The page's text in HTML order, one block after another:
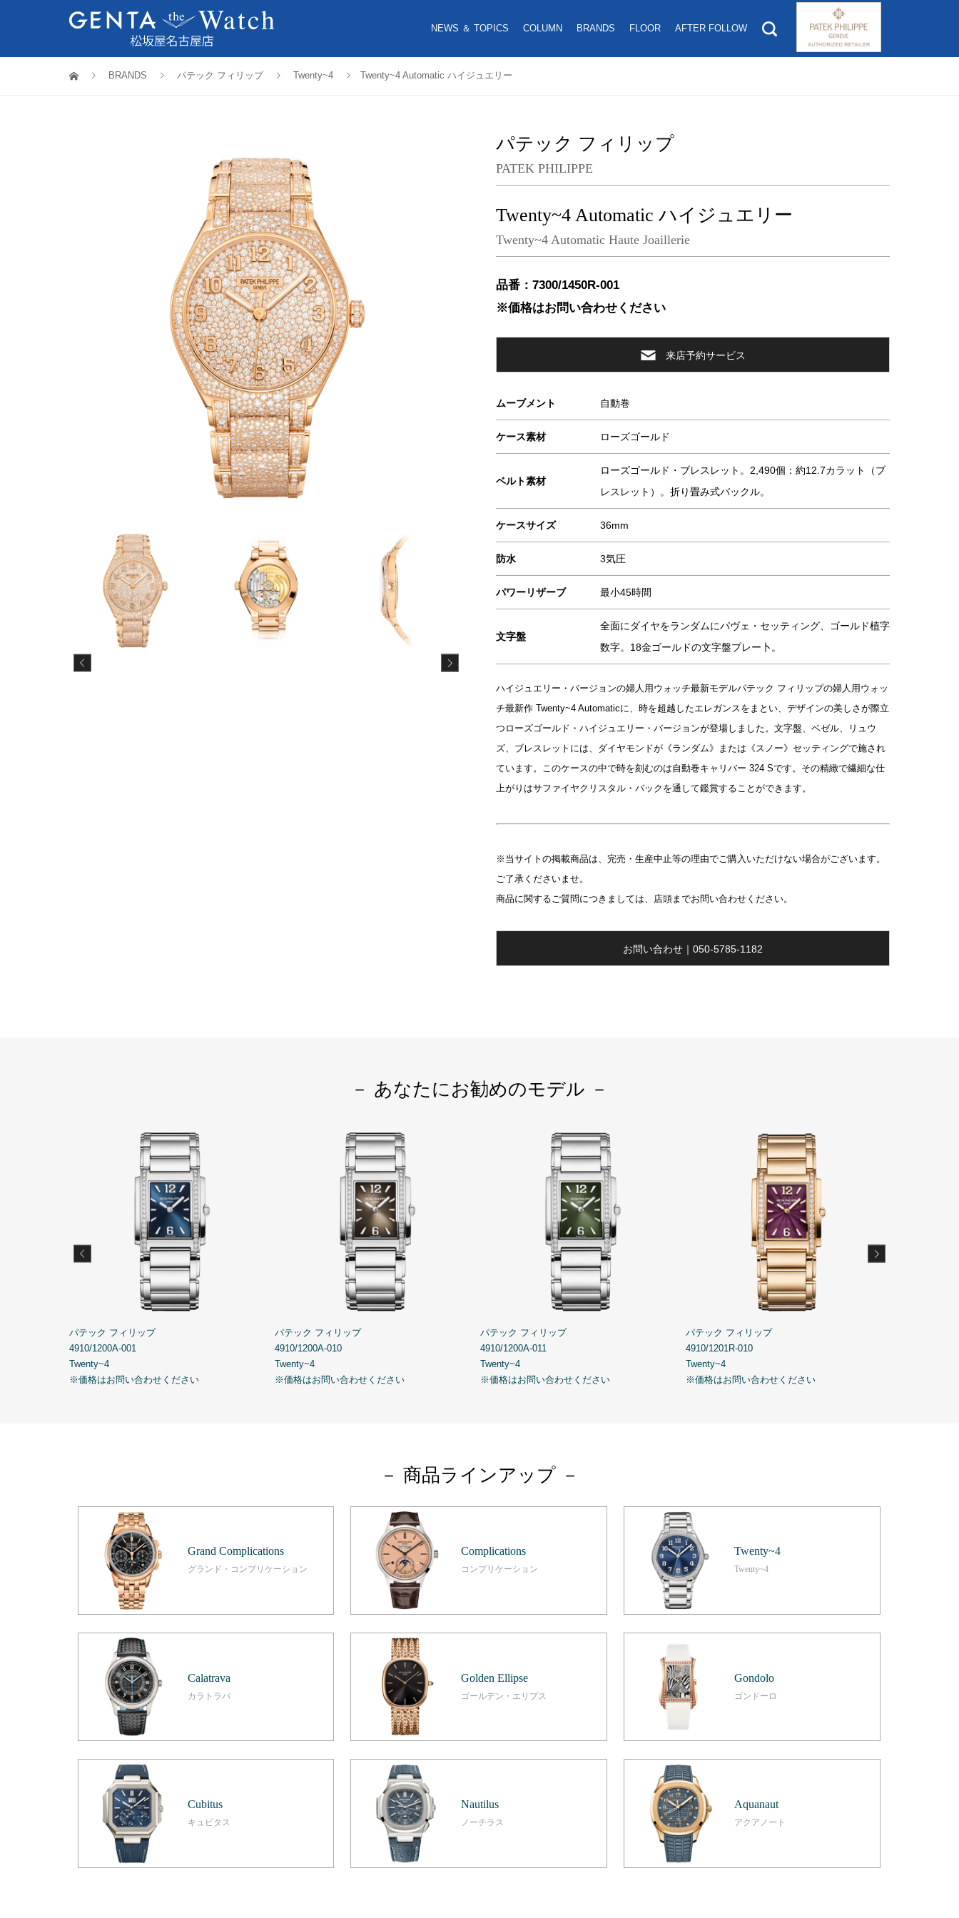
NEWS ＆ TOPICS COLUMN BRANDS FLOOR AFTER FOLLOW
BRANDS パテック フィリップ Twenty~4 Twenty~4 Automatic ハイジュエリー
パテック フィリップ
PATEK PHILIPPE
Twenty~4 Automatic ハイジュエリー
Twenty~4 Automatic Haute Joaillerie
品番：7300/1450R-001
※価格はお問い合わせください
来店予約サービス
ムーブメント 自動巻
ケース素材 ローズゴールド
ベルト素材
ローズゴールド・ブレスレット。2,490個：約12.7カラット（ブ
レスレット）。折り畳み式バックル。
ケースサイズ 36mm
防水 3気圧
パワーリザーブ 最小45時間
文字盤
全面にダイヤをランダムにパヴェ・セッティング、ゴールド植字
数字。18金ゴールドの文字盤プレー卜。
ハイジュエリー・バージョンの婦人用ウォッチ最新モデルパテック フィリップの婦人用ウォッ
チ最新作 Twenty~4 Automaticに、時を超越したエレガンスをまとい、デザインの美しさが際立
つローズゴールド・ハイジュエリー・バージョンが登場しました。文字盤、ベゼル、リュウ
ズ、ブレスレットには、ダイヤモンドが《ランダム》または《スノー》セッティングで施され
ています。このケースの中で時を刻むのは自動巻キャリバー 324 Sです。その精緻で繊細な仕
上がりはサファイヤクリスタル・バックを通して鑑賞することができます。
※当サイトの掲載商品は、完売・生産中止等の理由でご購入いただけない場合がございます。
ご了承くださいませ。
商品に関するご質問につきましては、店頭までお問い合わせください。
お問い合わせ｜050-5785-1182
－ あなたにお勧めのモデル －
パテック フィリップ
4910/1200A-001
Twenty~4
※価格はお問い合わせください
パテック フィリップ
4910/1200A-010
Twenty~4
※価格はお問い合わせください
パテック フィリップ
4910/1200A-011
Twenty~4
※価格はお問い合わせください
パテック フィリップ
4910/1201R-010
Twenty~4
※価格はお問い合わせください
－ 商品ラインアップ －
Grand Complications
グランド・コンプリケーション
Complications
コンプリケーション
Twenty~4
Twenty~4
Calatrava
カラトラバ
Golden Ellipse
ゴールデン・エリプス
Gondolo
ゴンドーロ
Cubitus
キュビタス
Nautilus
ノーチラス
Aquanaut
アクアノート